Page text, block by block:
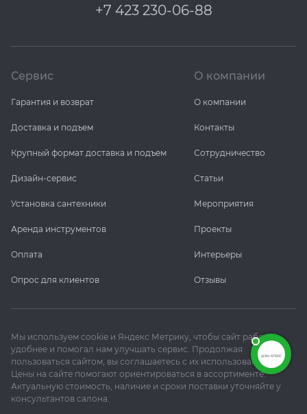
+7 423 230-06-88
Сервис
Гарантия и возврат
Доставка и подъем
Крупный формат доставка и подъем
Дизайн-сервис
Установка сантехники
Аренда инструментов
Оплата
Опрос для клиентов
О компании
О компании
Контакты
Сотрудничество
Статьи
Мероприятия
Проекты
Интерьеры
Отзывы
Мы используем cookie и Яндекс Метрику, чтобы сайт работал
удобнее и помогал нам улучшать сервис. Продолжая
пользоваться сайтом, вы соглашаетесь с их использованием.
Цены на сайте помогают ориентироваться в ассортименте.
Актуальную стоимость, наличие и сроки поставки уточняйте у
консультантов салона.